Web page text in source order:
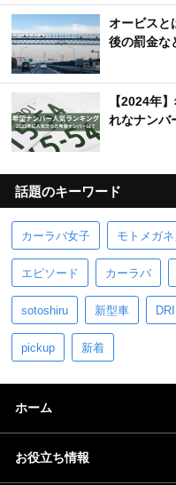
オービスと
後の罰金な
【2024年
れなナンバ
話題のキーワード
カーラバ女子 モトメガ
エピソード カーラバ
sotoshiru 新型車
pickup 新着
ホーム
お役立ち情報